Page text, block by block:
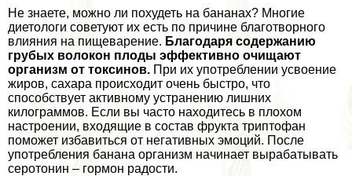
Не знаете, можно ли похудеть на бананах? Многие
диетологи советуют их есть по причине благотворного
влияния на пищеварение. Благодаря содержанию
грубых волокон плоды эффективно очищают
организм от токсинов. При их употрeблении усвоение
жиров, сахара происходит очень быстро, что
способствует активному устранению лишних
килограммов. Если вы часто находитесь в плохом
настроении, входящие в состав фрукта триптофан
поможет избавиться от негативных эмоций. После
употрeбления банана организм начинает выpaбатывать
серотонин – гормон радости.